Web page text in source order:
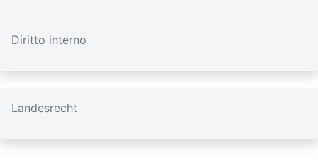
Diritto interno
Landesrecht